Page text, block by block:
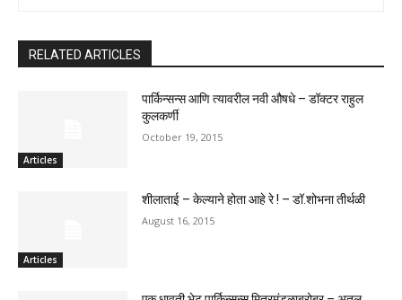
RELATED ARTICLES
Articles
पार्किन्सन्स आणि त्यावरील नवी औषधे – डॉक्टर राहुल
कुलकर्णी
October 19, 2015
Articles
शीलाताई – केल्याने होता आहे रे ! – डॉ.शोभना तीर्थळी
August 16, 2015